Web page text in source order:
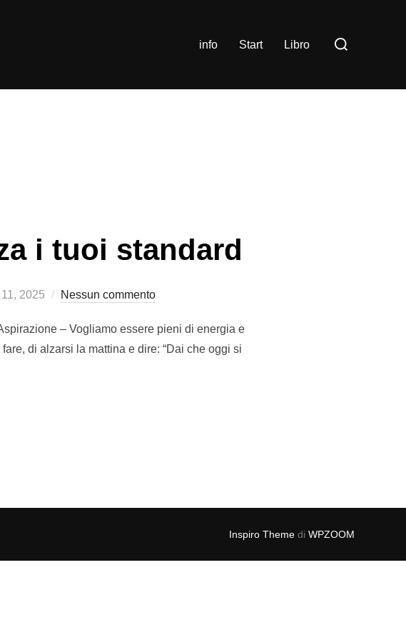
info Start Libro
Cerca
i tuoi standard
2025 Nessun commento
– Vogliamo essere pieni di energia e
di alzarsi la mattina e dire: “Dai che oggi si
DI 100 ANNI. ALZA I TUOI STANDARD”
Inspiro Theme di WPZOOM